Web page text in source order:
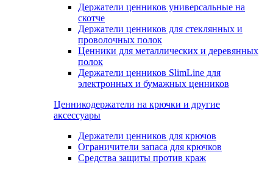
Держатели ценников универсальные на
скотче
Держатели ценников для стеклянных и
проволочных полок
Ценники для металлических и деревянных
полок
Держатели ценников SlimLine для
электронных и бумажных ценников
Ценникодержатели на крючки и другие
аксессуары
Держатели ценников для крючов
Ограничители запаса для крючков
Средства защиты против краж